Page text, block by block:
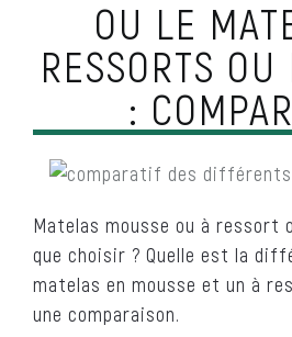
OU LE
RESSORTS
:
Matelas mousse ou à ressort
que choisir ? Quelle est la
matelas en mousse et un à
une comparaison.